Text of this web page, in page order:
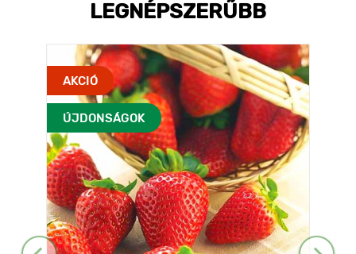
LEGNÉPSZERŰBB
AKCIÓ
ÚJDONSÁGOK